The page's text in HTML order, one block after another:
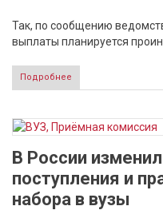
Так, по сообщению
выплаты планируется
Подробнее
В России
поступления и
набора в вузы